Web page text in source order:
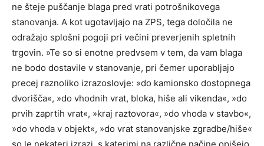
ne šteje puščanje blaga pred vrati potrošnikovega
stanovanja. A kot ugotavljajo na ZPS, tega določila ne
odražajo splošni pogoji pri večini preverjenih spletnih
trgovin. »Te so si enotne predvsem v tem, da vam blaga
ne bodo dostavile v stanovanje, pri čemer uporabljajo
precej raznoliko izrazoslovje: »do kamionsko dostopnega
dvorišča«, »do vhodnih vrat, bloka, hiše ali vikenda«, »do
prvih zaprtih vrat«, »kraj raztovora«, »do vhoda v stavbo«,
»do vhoda v objekt«, »do vrat stanovanjske zgradbe/hiše«